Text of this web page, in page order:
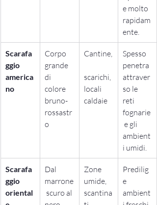
e molto
rapidam
ente.
Scarafa
ggio
america
no
Corpo
grande
di
colore
bruno-
rossastr
o
Cantine,
scarichi,
locali
caldaie
Spesso
penetra
attraver
so le
reti
fognarie
e gli
ambient
i umidi.
Scarafa
ggio
oriental
Dal
marrone
scuro al
Zone
umide,
scantina
Predilig
e
ambient